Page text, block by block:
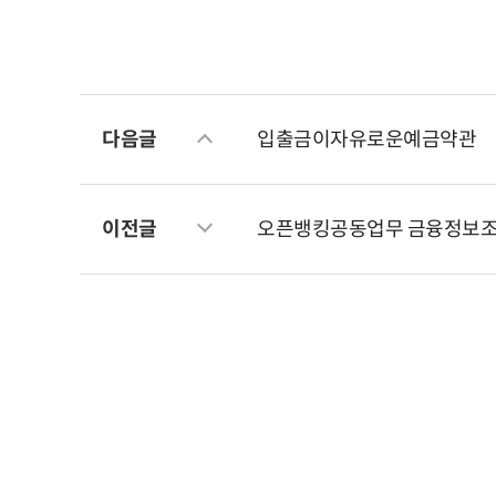
다음글 입출금이자유로운예금약관
이전글 오픈뱅킹공동업무 금융정보